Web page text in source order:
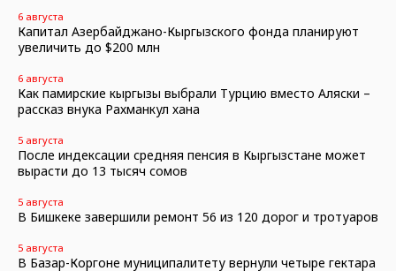
6 августа
Капитал Азербайджано-Кыргызского фонда планируют
увеличить до $200 млн
6 августа
Как памирские кыргызы выбрали Турцию вместо Аляски –
рассказ внука Рахманкул хана
5 августа
После индексации средняя пенсия в Кыргызстане может
вырасти до 13 тысяч сомов
5 августа
В Бишкеке завершили ремонт 56 из 120 дорог и тротуаров
5 августа
В Базар-Коргоне муниципалитету вернули четыре гектара